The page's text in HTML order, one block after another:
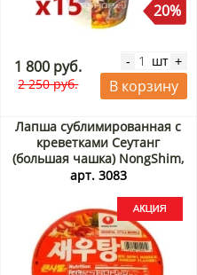
20%
1 800 руб.
2 250 руб.
- шт +
В корзину
Лапша сублимированная с
креветками Сеутанг
(большая чашка) NongShim,
Корея 115 г Акция
арт. 3083